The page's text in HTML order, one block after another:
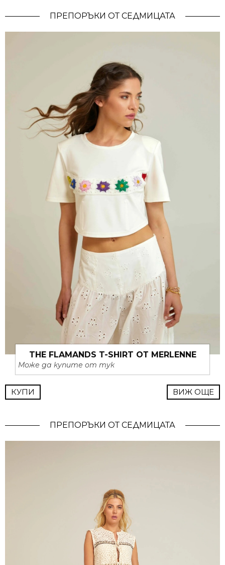
ПРЕПОРЪКИ ОТ СЕДМИЦАТА
THE FLAMANDS T-SHIRT ОТ MERLENNE
Може да купите от тук
КУПИ ВИЖ ОЩЕ
ПРЕПОРЪКИ ОТ СЕДМИЦАТА